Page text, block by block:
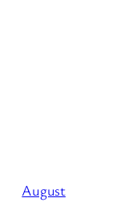
August